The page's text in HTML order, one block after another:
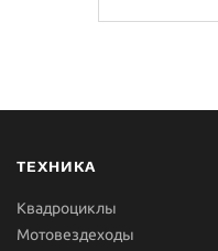
ТЕХНИКА
Квадроциклы
Мотовездеходы